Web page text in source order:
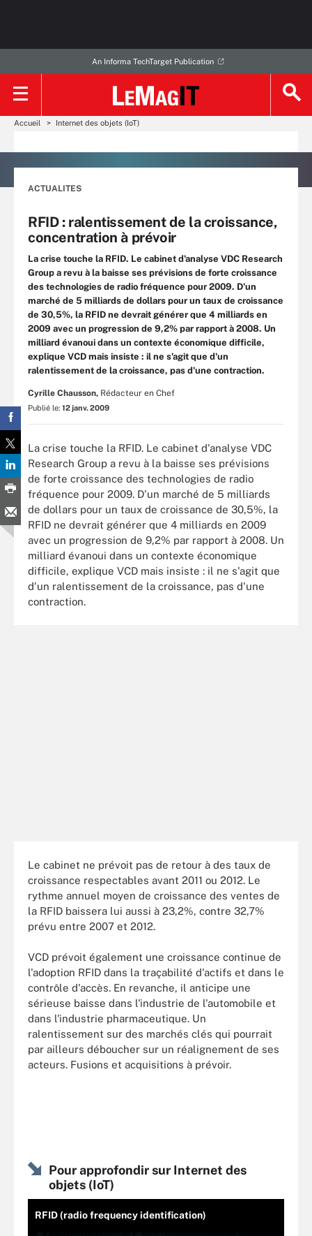
An Informa TechTarget Publication
Accueil Internet des objets (IoT)
ACTUALITES
RFID : ralentissement de la croissance,
concentration à prévoir
La crise touche la RFID. Le cabinet d'analyse VDC Research
Group a revu à la baisse ses prévisions de forte croissance
des technologies de radio fréquence pour 2009. D'un
marché de 5 milliards de dollars pour un taux de croissance
de 30,5%, la RFID ne devrait générer que 4 milliards en
2009 avec un progression de 9,2% par rapport à 2008. Un
milliard évanoui dans un contexte économique difficile,
explique VCD mais insiste : il ne s'agit que d'un
ralentissement de la croissance, pas d'une contraction.
Cyrille Chausson, Rédacteur en Chef
Publié le: 12 janv. 2009
La crise touche la RFID. Le cabinet d'analyse VDC
Research Group a revu à la baisse ses prévisions
de forte croissance des technologies de radio
fréquence pour 2009. D'un marché de 5 milliards
de dollars pour un taux de croissance de 30,5%, la
RFID ne devrait générer que 4 milliards en 2009
avec un progression de 9,2% par rapport à 2008. Un
milliard évanoui dans un contexte économique
difficile, explique VCD mais insiste : il ne s'agit que
d'un ralentissement de la croissance, pas d'une
contraction.
Le cabinet ne prévoit pas de retour à des taux de
croissance respectables avant 2011 ou 2012. Le
rythme annuel moyen de croissance des ventes de
la RFID baissera lui aussi à 23,2%, contre 32,7%
prévu entre 2007 et 2012.
VCD prévoit également une croissance continue de
l'adoption RFID dans la traçabilité d'actifs et dans le
contrôle d'accès. En revanche, il anticipe une
sérieuse baisse dans l'industrie de l'automobile et
dans l'industrie pharmaceutique. Un
ralentissement sur des marchés clés qui pourrait
par ailleurs déboucher sur un réalignement de ses
acteurs. Fusions et acquisitions à prévoir.
Pour approfondir sur Internet des
objets (IoT)
RFID (radio frequency identification)